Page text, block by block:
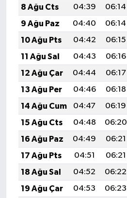
8 Ağu Cts
04:39 06:14
9 Ağu Paz
04:40 06:14
10 Ağu Pts
04:42 06:15
11 Ağu Sal
04:43 06:16
12 Ağu Çar
04:44 06:17
13 Ağu Per
04:46 06:18
14 Ağu Cum
04:47 06:19
15 Ağu Cts
04:48 06:20
16 Ağu Paz
04:49 06:21
17 Ağu Pts
04:51 06:21
18 Ağu Sal
04:52 06:22
19 Ağu Çar
04:53 06:23